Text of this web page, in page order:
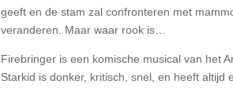
geeft en de stam zal confronteren met
veranderen. Maar waar rook is…
Firebringer is een komische musical van het
Starkid is donker, kritisch, snel, en heeft altijd